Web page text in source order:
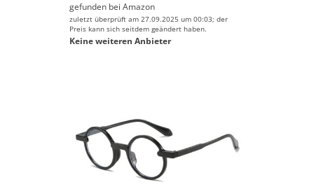
gefunden bei Amazon
zuletzt überprüft am 27.09.2025 um 00:03; der
Preis kann sich seitdem geändert haben.
Keine weiteren Anbieter